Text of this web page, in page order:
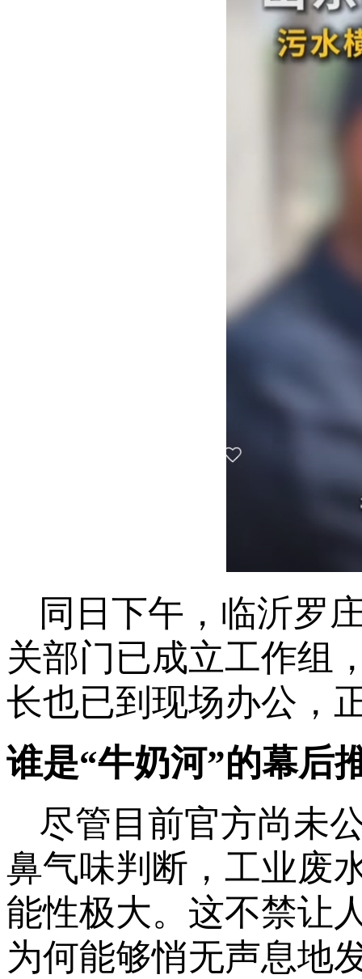
同日下午，临沂罗
关部门已成立工作组
长也已到现场办公，
谁是“牛奶河”的幕后
尽管目前官方尚未
鼻气味判断，工业废
能性极大。这不禁让
为何能够悄无声息地